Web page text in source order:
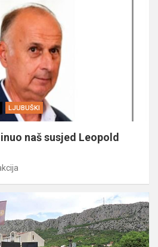
LJUBUŠKI
naš susjed Leopold